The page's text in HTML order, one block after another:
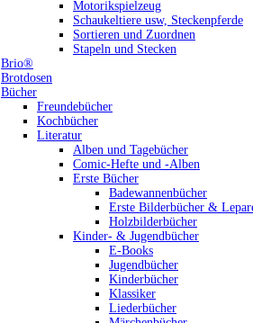
Motorikspielzeug
Schaukeltiere usw, Steckenpferde
Sortieren und Zuordnen
Stapeln und Stecken
Brio®
Brotdosen
Bücher
Freundebücher
Kochbücher
Literatur
Alben und Tagebücher
Comic-Hefte und -Alben
Erste Bücher
Badewannenbücher
Erste Bilderbücher &
Holzbilderbücher
Kinder- & Jugendbücher
E-Books
Jugendbücher
Kinderbücher
Klassiker
Liederbücher